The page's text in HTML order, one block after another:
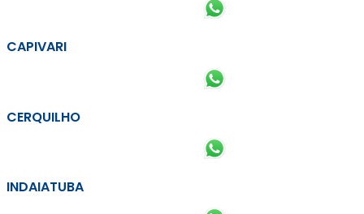
CAPIVARI
CERQUILHO
INDAIATUBA